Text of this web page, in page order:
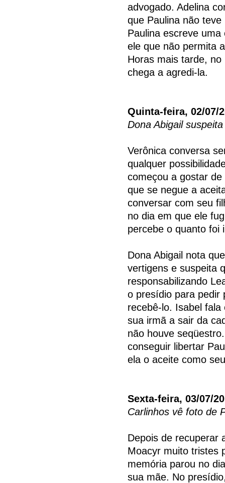
advogado. Adelina
que Paulina não
Paulina escreve
ele que não permita
Horas mais tarde,
chega a agredi-la.
Quinta-feira, 02/07/
Dona Abigail
Verônica conversa
qualquer
começou a gostar
que se negue a
conversar com seu
no dia em que ele
percebe o quanto foi
Dona Abigail nota
vertigens e suspeita
responsabilizando
o presídio para pedir
recebê-lo. Isabel
sua irmã a sair da
não houve
conseguir libertar
ela o aceite como
Sexta-feira, 03/07/
Carlinhos vê foto de
Depois de recuperar
Moacyr muito tristes
memória parou no
sua mãe. No